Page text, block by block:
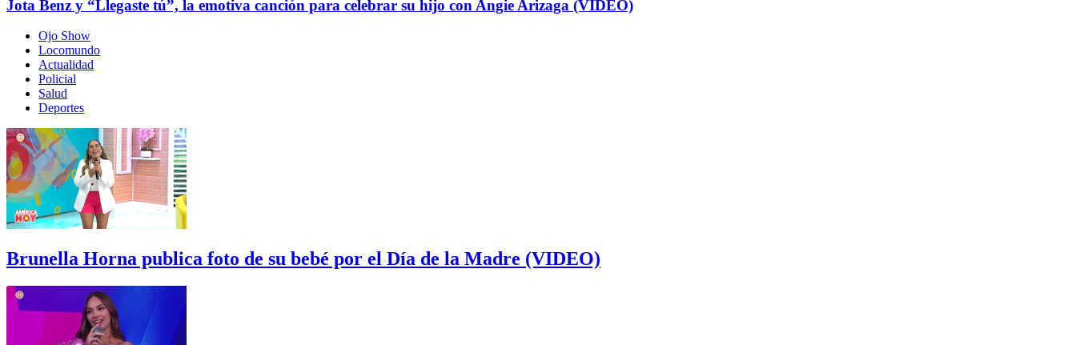
Jota Benz y “Llegaste tú”, la emotiva canción para celebrar su hijo con Angie Arizaga (VIDEO)
Ojo Show
Locomundo
Actualidad
Policial
Salud
Deportes
Brunella Horna publica foto de su bebé por el Día de la Madre (VIDEO)